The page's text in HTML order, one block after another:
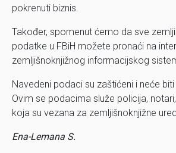
pokrenuti biznis.
Također, spomenut ćemo da sve
podatke u FBiH možete pronaći na
zemljišnoknjižnog informacijskog
Navedeni podaci su zaštićeni i neće
Ovim se podacima služe policija,
koja su vezana za zemljišnoknjižne
Ena-Lemana S.